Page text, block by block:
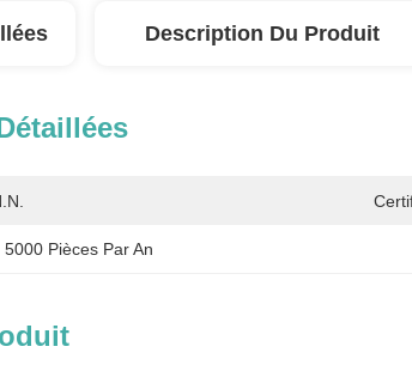
Description Du Produit
5000 Pièces Par An